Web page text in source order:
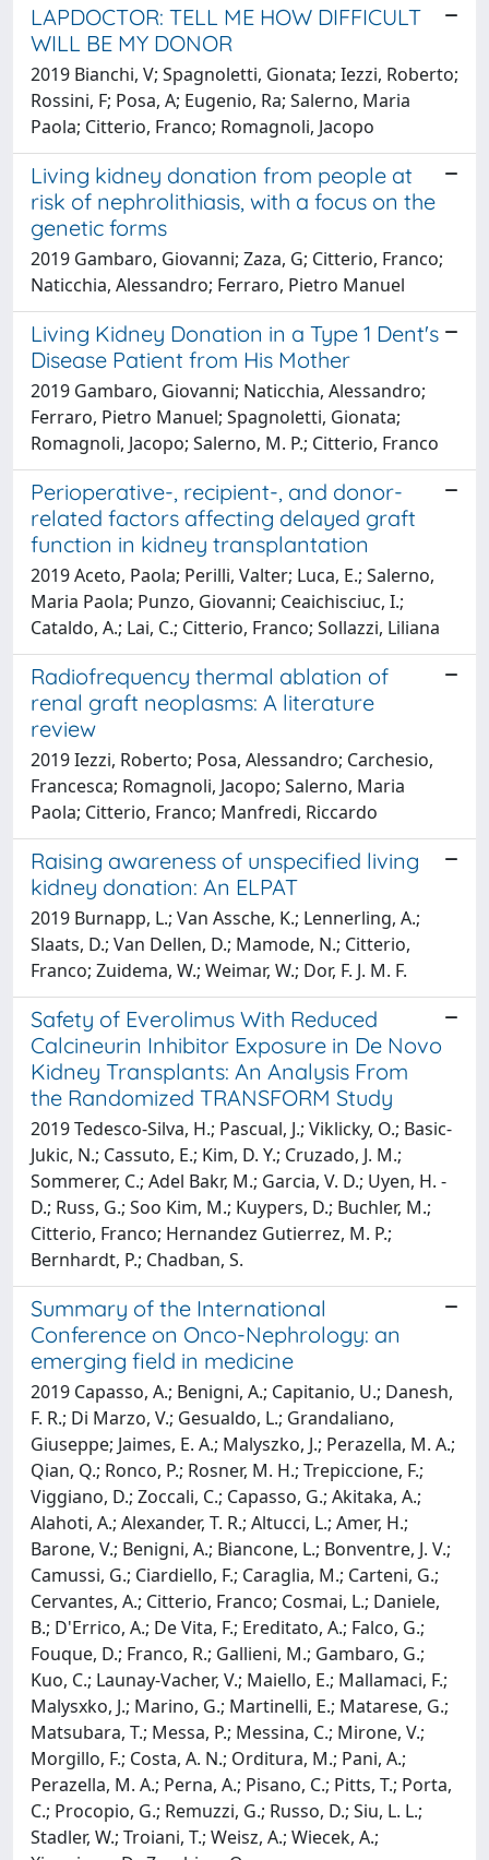
LAPDOCTOR: TELL ME HOW DIFFICULT
WILL BE MY DONOR
2019 Bianchi, V; Spagnoletti, Gionata; Iezzi, Roberto;
Rossini, F; Posa, A; Eugenio, Ra; Salerno, Maria
Paola; Citterio, Franco; Romagnoli, Jacopo
Living kidney donation from people at
risk of nephrolithiasis, with a focus on the
genetic forms
2019 Gambaro, Giovanni; Zaza, G; Citterio, Franco;
Naticchia, Alessandro; Ferraro, Pietro Manuel
Living Kidney Donation in a Type 1 Dent's
Disease Patient from His Mother
2019 Gambaro, Giovanni; Naticchia, Alessandro;
Ferraro, Pietro Manuel; Spagnoletti, Gionata;
Romagnoli, Jacopo; Salerno, M. P.; Citterio, Franco
Perioperative-, recipient-, and donor-
related factors affecting delayed graft
function in kidney transplantation
2019 Aceto, Paola; Perilli, Valter; Luca, E.; Salerno,
Maria Paola; Punzo, Giovanni; Ceaichisciuc, I.;
Cataldo, A.; Lai, C.; Citterio, Franco; Sollazzi, Liliana
Radiofrequency thermal ablation of
renal graft neoplasms: A literature
review
2019 Iezzi, Roberto; Posa, Alessandro; Carchesio,
Francesca; Romagnoli, Jacopo; Salerno, Maria
Paola; Citterio, Franco; Manfredi, Riccardo
Raising awareness of unspecified living
kidney donation: An ELPAT
2019 Burnapp, L.; Van Assche, K.; Lennerling, A.;
Slaats, D.; Van Dellen, D.; Mamode, N.; Citterio,
Franco; Zuidema, W.; Weimar, W.; Dor, F. J. M. F.
Safety of Everolimus With Reduced
Calcineurin Inhibitor Exposure in De Novo
Kidney Transplants: An Analysis From
the Randomized TRANSFORM Study
2019 Tedesco-Silva, H.; Pascual, J.; Viklicky, O.; Basic-
Jukic, N.; Cassuto, E.; Kim, D. Y.; Cruzado, J. M.;
Sommerer, C.; Adel Bakr, M.; Garcia, V. D.; Uyen, H. -
D.; Russ, G.; Soo Kim, M.; Kuypers, D.; Buchler, M.;
Citterio, Franco; Hernandez Gutierrez, M. P.;
Bernhardt, P.; Chadban, S.
Summary of the International
Conference on Onco-Nephrology: an
emerging field in medicine
2019 Capasso, A.; Benigni, A.; Capitanio, U.; Danesh,
F. R.; Di Marzo, V.; Gesualdo, L.; Grandaliano,
Giuseppe; Jaimes, E. A.; Malyszko, J.; Perazella, M. A.;
Qian, Q.; Ronco, P.; Rosner, M. H.; Trepiccione, F.;
Viggiano, D.; Zoccali, C.; Capasso, G.; Akitaka, A.;
Alahoti, A.; Alexander, T. R.; Altucci, L.; Amer, H.;
Barone, V.; Benigni, A.; Biancone, L.; Bonventre, J. V.;
Camussi, G.; Ciardiello, F.; Caraglia, M.; Carteni, G.;
Cervantes, A.; Citterio, Franco; Cosmai, L.; Daniele,
B.; D'Errico, A.; De Vita, F.; Ereditato, A.; Falco, G.;
Fouque, D.; Franco, R.; Gallieni, M.; Gambaro, G.;
Kuo, C.; Launay-Vacher, V.; Maiello, E.; Mallamaci, F.;
Malysxko, J.; Marino, G.; Martinelli, E.; Matarese, G.;
Matsubara, T.; Messa, P.; Messina, C.; Mirone, V.;
Morgillo, F.; Costa, A. N.; Orditura, M.; Pani, A.;
Perazella, M. A.; Perna, A.; Pisano, C.; Pitts, T.; Porta,
C.; Procopio, G.; Remuzzi, G.; Russo, D.; Siu, L. L.;
Stadler, W.; Troiani, T.; Weisz, A.; Wiecek, A.;